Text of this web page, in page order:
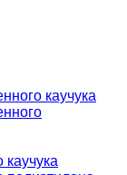
каучука
каучука